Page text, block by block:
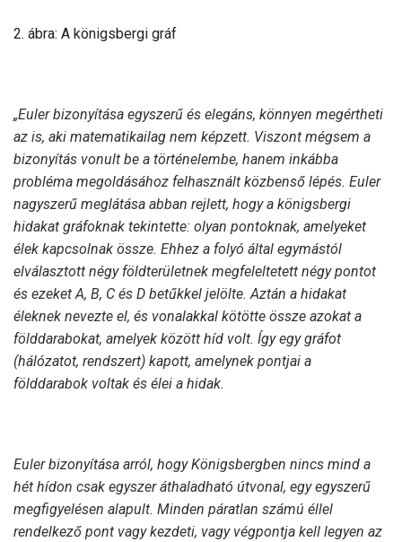
2. ábra: A königsbergi gráf
„Euler bizonyítása egyszerű és elegáns, könnyen megértheti
az is, aki matematikailag nem képzett. Viszont mégsem a
bizonyítás vonult be a történelembe, hanem inkábba
probléma megoldásához felhasznált közbenső lépés. Euler
nagyszerű meglátása abban rejlett, hogy a königsbergi
hidakat gráfoknak tekintette: olyan pontoknak, amelyeket
élek kapcsolnak össze. Ehhez a folyó által egymástól
elválasztott négy földterületnek megfeleltetett négy pontot
és ezeket A, B, C és D betűkkel jelölte. Aztán a hidakat
éleknek nevezte el, és vonalakkal kötötte össze azokat a
földdarabokat, amelyek között híd volt. Így egy gráfot
(hálózatot, rendszert) kapott, amelynek pontjai a
földdarabok voltak és élei a hidak.
Euler bizonyítása arról, hogy Königsbergben nincs mind a
hét hídon csak egyszer áthaladható útvonal, egy egyszerű
megfigyelésen alapult. Minden páratlan számú éllel
rendelkező pont vagy kezdeti, vagy végpontja kell legyen az